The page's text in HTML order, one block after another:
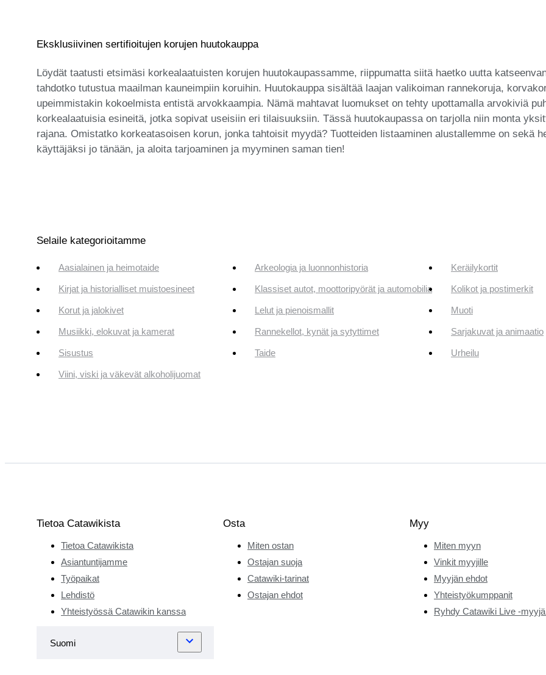
Eksklusiivinen sertifioitujen korujen huutokauppa
Löydät taatusti etsimäsi korkealaatuisten korujen huutokaupassamme, riippumatta siitä haetko uutta
tahdotko tutustua maailman kauneimpiin koruihin. Huutokauppa sisältää laajan valikoiman rannekoruja,
upeimmistakin kokoelmista entistä arvokkaampia. Nämä mahtavat luomukset on tehty upottamalla arvokiviä
korkealaatuisia esineitä, jotka sopivat useisiin eri tilaisuuksiin. Tässä huutokaupassa on tarjolla niin monta
rajana. Omistatko korkeatasoisen korun, jonka tahtoisit myydä? Tuotteiden listaaminen alustallemme on sekä
käyttäjäksi jo tänään, ja aloita tarjoaminen ja myyminen saman tien!
Selaile kategorioitamme
Aasialainen ja heimotaide Arkeologia ja luonnonhistoria Keräilykortit
Kirjat ja historialliset muistoesineet Klassiset autot, moottoripyörät ja automobilia Kolikot ja postimerkit
Korut ja jalokivet Lelut ja pienoismallit Muoti
Musiikki, elokuvat ja kamerat Rannekellot, kynät ja sytyttimet Sarjakuvat ja animaatio
Sisustus Taide Urheilu
Viini, viski ja väkevät alkoholijuomat
Tietoa Catawikista
Tietoa Catawikista
Asiantuntijamme
Työpaikat
Lehdistö
Yhteistyössä Catawikin kanssa
Osta
Miten ostan
Ostajan suoja
Catawiki-tarinat
Ostajan ehdot
Myy
Miten myyn
Vinkit myyjille
Myyjän ehdot
Yhteistyökumppanit
Ryhdy Catawiki Live -